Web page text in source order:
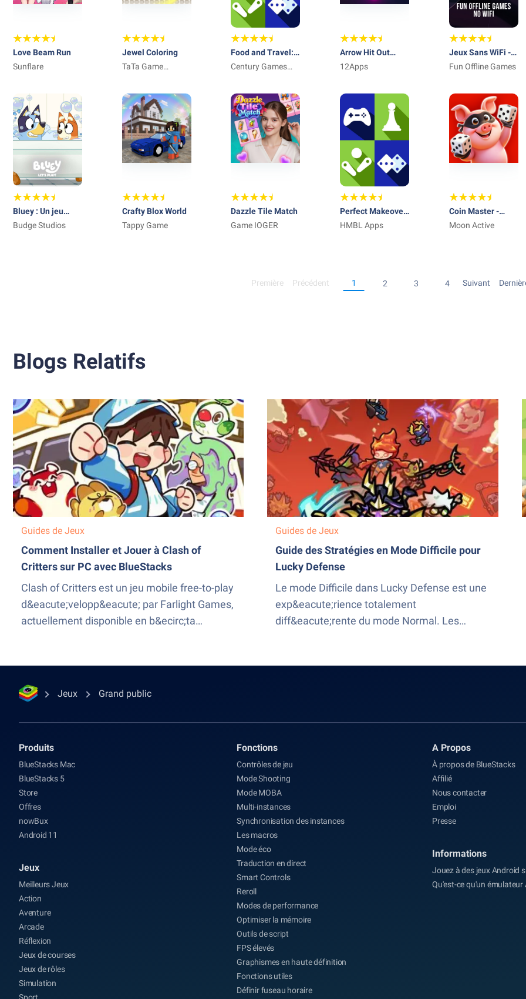
Love Beam Run
Sunflare
Jewel Coloring
TaTa Game
Limited
Food and Travel:
Merge Game
Century Games
Arrow Hit Out
Rush
12Apps
Jeux Sans WiFi -
hors ligne
Fun Offline Games
Bluey : Un jeu
d'enfant!
Budge Studios
Crafty Blox World
Tappy Game
Dazzle Tile Match
Game IOGER
Perfect Makeover
Cleaning ASMR
HMBL Apps
Coin Master -
Board Adventure
Moon Active
Première Précédent 1 2 3 4 Suivant
Blogs Relatifs
Guides de Jeux
Comment Installer et Jouer à Clash of
Critters sur PC avec BlueStacks
Clash of Critters est un jeu mobile free-to-play
d&eacute;velopp&eacute; par Farlight Games,
actuellement disponible en b&ecirc;ta
defense, strat&eacute;gie, flipper et collection
de cr&eacute;atures. Dans cet univers
color&eacute;, les joueurs doivent rassembler
Guides de Jeux
Guide des Stratégies en Mode Difficile pour
Lucky Defense
Le mode Difficile dans Lucky Defense est une
exp&eacute;rience totalement
diff&eacute;rente du mode Normal. Les
&agrave; g&eacute;rer plusieurs objectifs en
pensent entrer...
Jeux Grand public
Produits
BlueStacks Mac
BlueStacks 5
Store
Offres
nowBux
Android 11
Jeux
Meilleurs Jeux
Action
Aventure
Arcade
Réflexion
Jeux de courses
Jeux de rôles
Simulation
Fonctions
Contrôles de jeu
Mode Shooting
Mode MOBA
Multi-instances
Synchronisation des instances
Les macros
Mode éco
Traduction en direct
Smart Controls
Reroll
Modes de performance
Optimiser la mémoire
Outils de script
FPS élevés
Graphismes en haute définition
Fonctions utiles
Définir fuseau horaire
A Propos
À propos de BlueStacks
Affilié
Nous contacter
Emploi
Presse
Informations
Jouez à des jeux Android
Qu'est-ce qu'un émulateur